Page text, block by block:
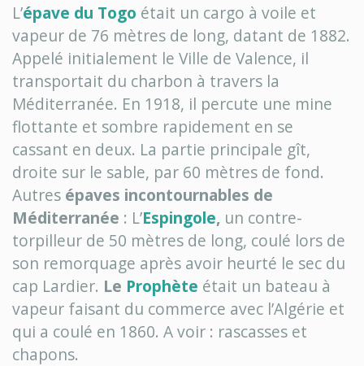
L’épave du Togo était un cargo à voile et
vapeur de 76 mètres de long, datant de 1882.
Appelé initialement le Ville de Valence, il
transportait du charbon à travers la
Méditerranée. En 1918, il percute une mine
flottante et sombre rapidement en se
cassant en deux. La partie principale gît,
droite sur le sable, par 60 mètres de fond.
Autres épaves incontournables de
Méditerranée : L’Espingole, un contre-
torpilleur de 50 mètres de long, coulé lors de
son remorquage après avoir heurté le sec du
cap Lardier. Le Prophète était un bateau à
vapeur faisant du commerce avec l’Algérie et
qui a coulé en 1860. A voir : rascasses et
chapons.